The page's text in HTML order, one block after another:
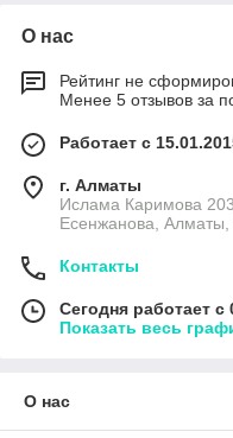
О нас
Рейтинг не
Менее 5 отзывов за
Работает с
г. Алматы
Ислама Каримова
Есенжанова, Алматы,
Контакты
Сегодня работает с
Показать весь
О нас